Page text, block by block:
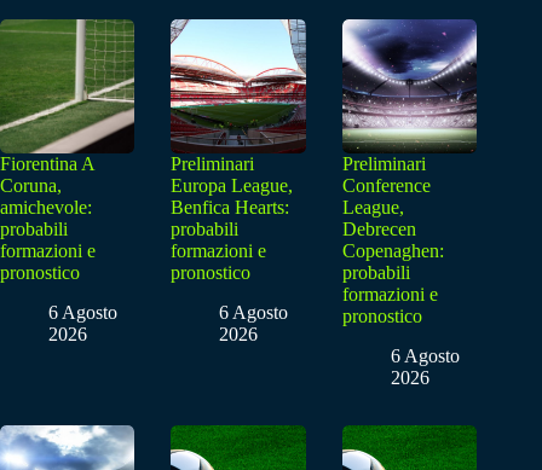
Fiorentina A
Coruna,
amichevole:
probabili
formazioni e
pronostico
6 Agosto
2026
Preliminari
Europa League,
Benfica Hearts:
probabili
formazioni e
pronostico
6 Agosto
2026
Preliminari
Conference
League,
Debrecen
Copenaghen:
probabili
formazioni e
pronostico
6 Agosto
2026